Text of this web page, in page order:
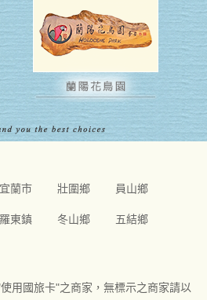
宜蘭市 壯圍鄉 員山鄉
羅東鎮 冬山鄉 五結鄉
用國旅卡"之商家，無標示之商家請以